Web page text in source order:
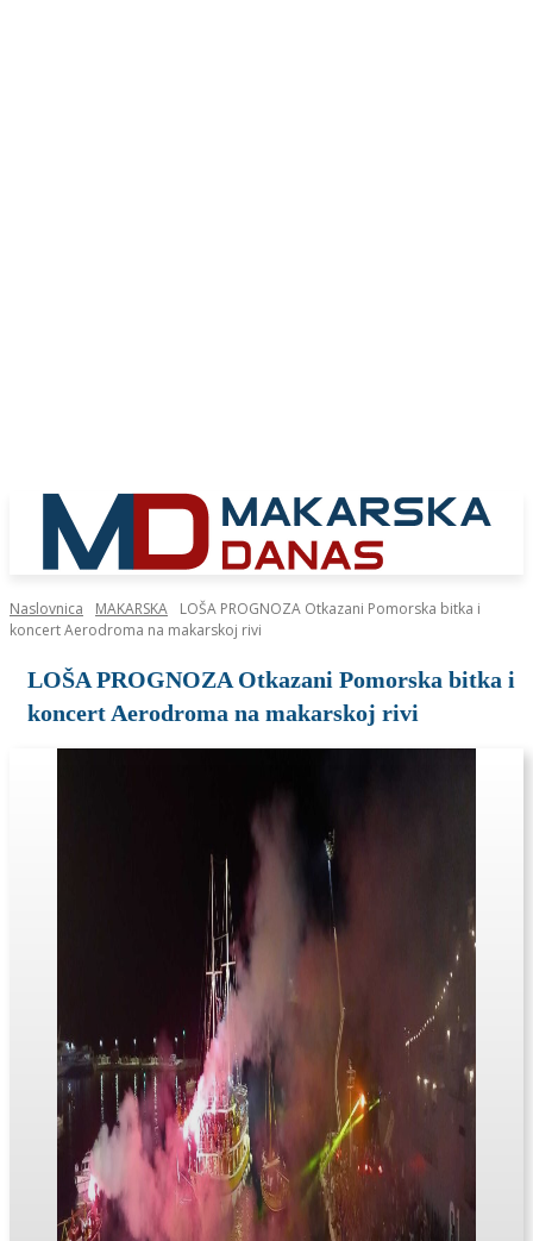
Naslovnica MAKARSKA
LOŠA PROGNOZA Otkazani Pomorska bitka i
koncert Aerodroma na makarskoj rivi
LOŠA PROGNOZA Otkazani Pomorska bitka i
koncert Aerodroma na makarskoj rivi